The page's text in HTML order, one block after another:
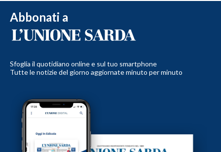
Abbonati a
Sfoglia il quotidiano online e sul tuo smartphone
Tutte le notizie del giorno aggiornate minuto per minuto